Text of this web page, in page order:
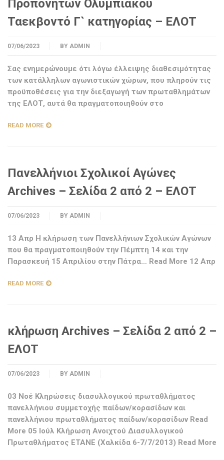
Προπονητών Ολυμπιακού
Ταεκβοντό Γ` κατηγορίας – ΕΛΟΤ
07/06/2023 BY ADMIN
Σας ενημερώνουμε ότι λόγω έλλειψης διαθεσιμότητας
των κατάλληλων αγωνιστικών χώρων, που πληρούν τις
προϋποθέσεις για την διεξαγωγή των πρωταθλημάτων
της ΕΛΟΤ, αυτά θα πραγματοποιηθούν στο
READ MORE
Πανελλήνιοι Σχολικοί Αγώνες
Archives – Σελίδα 2 από 2 – ΕΛΟΤ
07/06/2023 BY ADMIN
13 Απρ Η κλήρωση των Πανελλήνιων Σχολικών Αγώνων
που θα πραγματοποιηθούν την Πέμπτη 14 και την
Παρασκευή 15 Απριλίου στην Πάτρα… Read More 12 Απρ
READ MORE
κλήρωση Archives – Σελίδα 2 από 2 –
ΕΛΟΤ
07/06/2023 BY ADMIN
03 Νοέ Κληρώσεις διασυλλογικού πρωταθλήματος
πανελλήνιου συμμετοχής παίδων/κορασίδων και
πανελλήνιου πρωταθλήματος παίδων/κορασίδων Read
More 05 Ιούλ Κλήρωση Ανοιχτού Διασυλλογικού
Πρωταθλήματος ΕΤΑΝΕ (Χαλκίδα 6-7/7/2013) Read More